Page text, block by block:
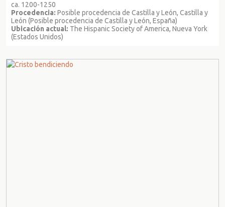
ca. 1200-1250
Procedencia: Posible procedencia de Castilla y León, Castilla y
León (Posible procedencia de Castilla y León, España)
Ubicación actual: The Hispanic Society of America, Nueva York
(Estados Unidos)